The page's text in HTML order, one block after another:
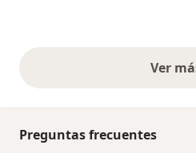
Ver
Preguntas frecuentes